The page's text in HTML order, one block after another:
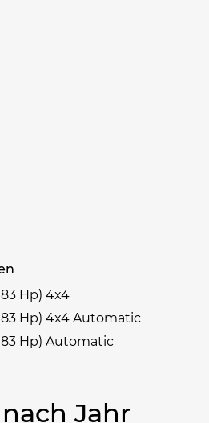
Hp) 4x4
Hp) 4x4 Automatic
Hp) Automatic
Jahr